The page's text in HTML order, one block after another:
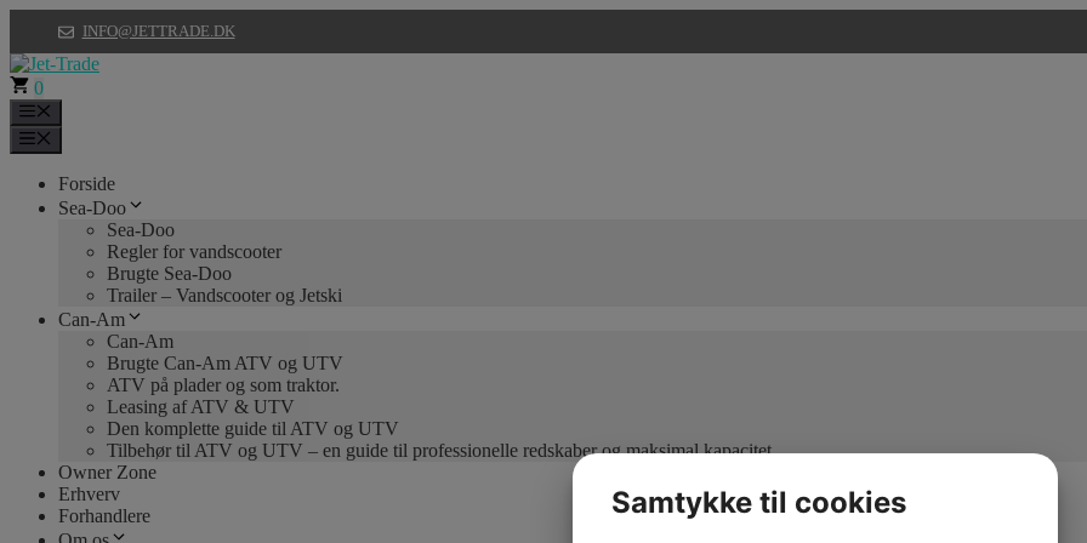
indhold
INFO@JETTRADE.DK
0
Forside
Sea-Doo
Sea-Doo
Regler for vandscooter
Brugte Sea-Doo
Trailer – Vandscooter og Jetski
Can-Am
Can-Am
Brugte Can-Am ATV og UTV
ATV på plader og som traktor.
Leasing af ATV & UTV
Den komplette guide til ATV og UTV
Tilbehør til ATV og UTV – en guide til professionelle redskaber og maksimal kapacitet
Owner Zone
Erhverv
Forhandlere
Samtykke til cookies